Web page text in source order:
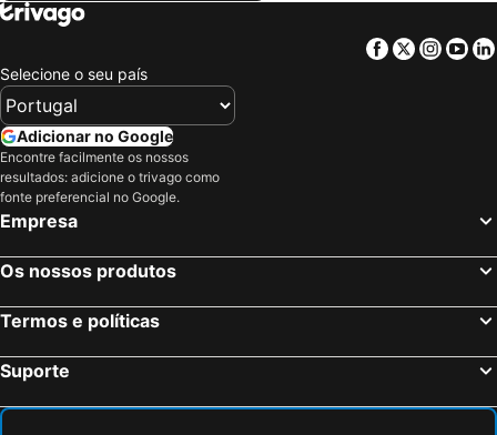
Facebook
Twitter
Selecione o seu país
Adicionar no Google
Encontre facilmente os nossos
resultados: adicione o trivago como
fonte preferencial no Google.
Empresa
Os nossos produtos
Termos e políticas
Suporte